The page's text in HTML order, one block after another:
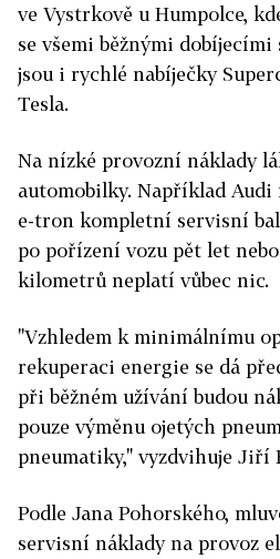
ve Vystrkově u Humpolce,
se všemi běžnými dobíjecími
jsou i rychlé nabíječky
Tesla.
Na nízké provozní náklady
automobilky. Například Audi
e-tron kompletní servisní
po pořízení vozu pět let
kilometrů neplatí vůbec nic.
"Vzhledem k minimálnímu
rekuperaci energie se dá
při běžném užívání budou
pouze výměnu ojetých
pneumatiky," vyzdvihuje Jiří
Podle Jana Pohorského,
servisní náklady na provoz